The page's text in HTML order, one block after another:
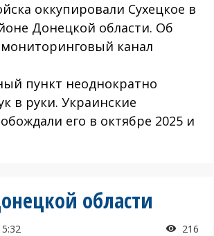
оккупировали Сухецкое в
Донецкой области. Об
канал
пункт неоднократно
в руки. Украинские
его в октябре 2025 и
области
216